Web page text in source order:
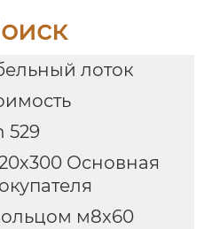
лоток
529
Основная
м8x60